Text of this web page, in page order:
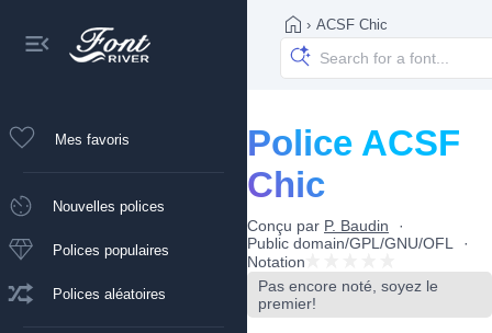
Mes favoris
Nouvelles polices
Polices populaires
Polices aléatoires
› ACSF Chic
Police ACSF
Chic
Conçu par P. Baudin
Public domain/GPL/GNU/OFL
Notation
Pas encore noté, soyez le
premier!